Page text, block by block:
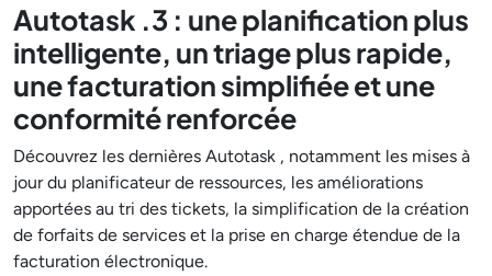
Autotask .3 : une planification plus
intelligente, un triage plus rapide,
une facturation simplifiée et une
conformité renforcée
Découvrez les dernières Autotask , notamment les mises à
jour du planificateur de ressources, les améliorations
apportées au tri des tickets, la simplification de la création
de forfaits de services et la prise en charge étendue de la
facturation électronique.